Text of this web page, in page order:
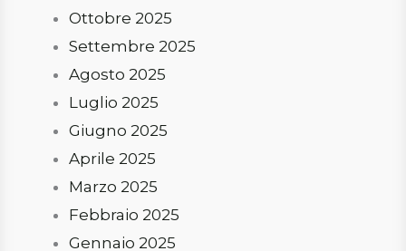
Ottobre 2025
Settembre 2025
Agosto 2025
Luglio 2025
Giugno 2025
Aprile 2025
Marzo 2025
Febbraio 2025
Gennaio 2025